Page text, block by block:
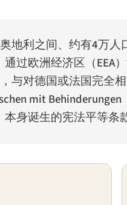
地利之间、约有4万
过欧洲经济区（EEA
与对德国或法国完全
mit Behinderungen
身诞生的宪法平等条